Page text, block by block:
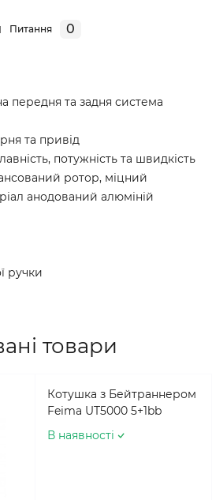
Питання 0
передня та задня система
та привід
потужність та швидкість
ротор, міцний
анодований алюміній
ручки
товари
Котушка з Бейтраннером
Feima UT5000 5+1bb
В наявності